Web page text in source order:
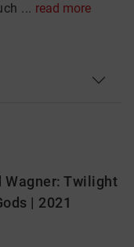
... read more
Wagner: Twilight
| 2021